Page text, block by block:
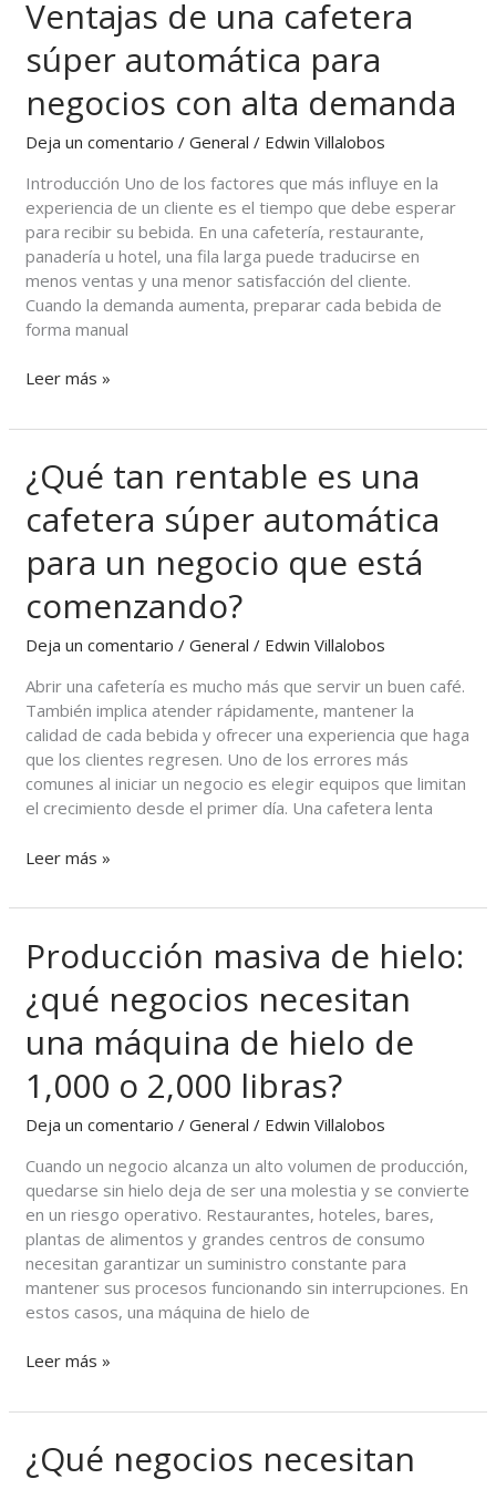
Ventajas de una cafetera
súper automática para
negocios con alta demanda
Deja un comentario /General / Edwin Villalobos
Introducción Uno de los factores que más influye en la
experiencia de un cliente es el tiempo que debe esperar
para recibir su bebida. En una cafetería, restaurante,
panadería u hotel, una fila larga puede traducirse en
menos ventas y una menor satisfacción del cliente.
Cuando la demanda aumenta, preparar cada bebida de
forma manual
de
al
café?
Ventajas
una
cafetera
súper
automática
para
negocios
con
demanda
Leer más »
¿Qué tan rentable es una
cafetera súper automática
para un negocio que está
comenzando?
Deja un comentario /General / Edwin Villalobos
Abrir una cafetería es mucho más que servir un buen café.
También implica atender rápidamente, mantener la
calidad de cada bebida y ofrecer una experiencia que haga
que los clientes regresen. Uno de los errores más
comunes al iniciar un negocio es elegir equipos que limitan
el crecimiento desde el primer día. Una cafetera lenta
¿Qué
tan
rentable
es
una
cafetera
súper
automática
para
un
negocio
que
está
comenzando?
Leer más »
Producción masiva de hielo:
¿qué negocios necesitan
una máquina de hielo de
1,000 o 2,000 libras?
Deja un comentario /General / Edwin Villalobos
Cuando un negocio alcanza un alto volumen de producción,
quedarse sin hielo deja de ser una molestia y se convierte
en un riesgo operativo. Restaurantes, hoteles, bares,
plantas de alimentos y grandes centros de consumo
necesitan garantizar un suministro constante para
mantener sus procesos funcionando sin interrupciones. En
estos casos, una máquina de hielo de
Producción
masiva
de
hielo:
¿qué
necesitan
una
máquina
de
hielo
de
1,000
o
2,000
libras?
Leer más »
¿Qué negocios necesitan
¿Qué
negocios